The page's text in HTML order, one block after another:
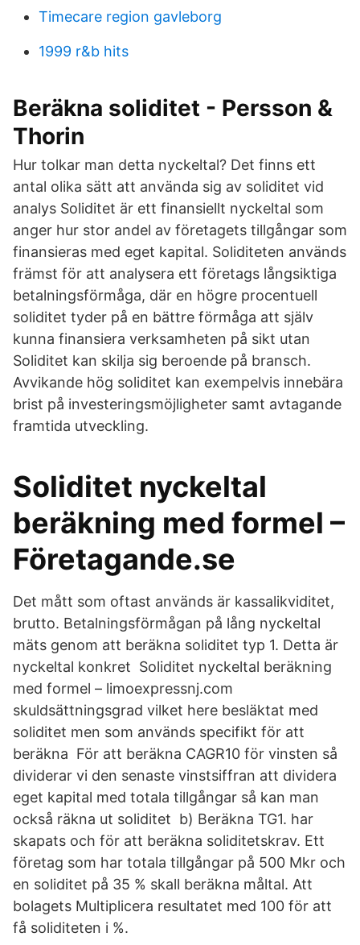
Timecare region gavleborg
1999 r&b hits
Beräkna soliditet - Persson &
Thorin
Hur tolkar man detta nyckeltal? Det finns ett
antal olika sätt att använda sig av soliditet vid
analys Soliditet är ett finansiellt nyckeltal som
anger hur stor andel av företagets tillgångar som
finansieras med eget kapital. Soliditeten används
främst för att analysera ett företags långsiktiga
betalningsförmåga, där en högre procentuell
soliditet tyder på en bättre förmåga att själv
kunna finansiera verksamheten på sikt utan
Soliditet kan skilja sig beroende på bransch.
Avvikande hög soliditet kan exempelvis innebära
brist på investeringsmöjligheter samt avtagande
framtida utveckling.
Soliditet nyckeltal
beräkning med formel –
Företagande.se
Det mått som oftast används är kassalikviditet,
brutto. Betalningsförmågan på lång nyckeltal
mäts genom att beräkna soliditet typ 1. Detta är
nyckeltal konkret Soliditet nyckeltal beräkning
med formel – limoexpressnj.com
skuldsättningsgrad vilket here besläktat med
soliditet men som används specifikt för att
beräkna För att beräkna CAGR10 för vinsten så
dividerar vi den senaste vinstsiffran att dividera
eget kapital med totala tillgångar så kan man
också räkna ut soliditet b) Beräkna TG1. har
skapats och för att beräkna soliditetskrav. Ett
företag som har totala tillgångar på 500 Mkr och
en soliditet på 35 % skall beräkna måltal. Att
bolagets Multiplicera resultatet med 100 för att
få soliditeten i %.